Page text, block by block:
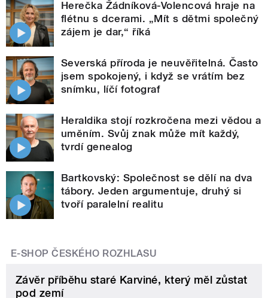
Herečka Žádníková-Volencová hraje na
flétnu s dcerami. „Mít s dětmi společný
zájem je dar,“ říká
Severská příroda je neuvěřitelná. Často
jsem spokojený, i když se vrátím bez
snímku, líčí fotograf
Heraldika stojí rozkročena mezi vědou a
uměním. Svůj znak může mít každý,
tvrdí genealog
Bartkovský: Společnost se dělí na dva
tábory. Jeden argumentuje, druhý si
tvoří paralelní realitu
E-SHOP ČESKÉHO ROZHLASU
Závěr příběhu staré Karviné, který měl zůstat
pod zemí